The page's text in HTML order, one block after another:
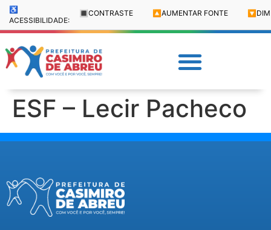
♿
ACESSIBILIDADE:
🔳 CONTRASTE 🔼 AUMENTAR FONTE 🔽
ESF – Lecir Pacheco